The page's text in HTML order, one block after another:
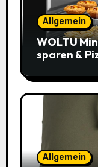
Allgemein
WOLTU
sparen &
Allgemein